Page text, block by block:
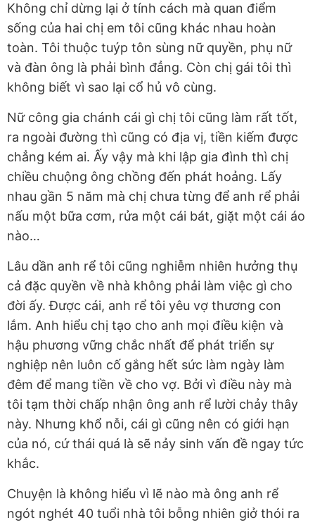
Không chỉ dừng lại ở tính cách mà quan điểm
sống của hai chị em tôi cũng khác nhau hoàn
toàn. Tôi thuộc tuýp tôn sùng nữ quyền, phụ nữ
và đàn ông là phải bình đẳng. Còn chị gái tôi thì
không biết vì sao lại cổ hủ vô cùng.
Nữ công gia chánh cái gì chị tôi cũng làm rất tốt,
ra ngoài đường thì cũng có địa vị, tiền kiếm được
chẳng kém ai. Ấy vậy mà khi lập gia đình thì chị
chiều chuộng ông chồng đến phát hoảng. Lấy
nhau gần 5 năm mà chị chưa từng để anh rể phải
nấu một bữa cơm, rửa một cái bát, giặt một cái áo
nào…
Lâu dần anh rể tôi cũng nghiễm nhiên hưởng thụ
cả đặc quyền về nhà không phải làm việc gì cho
đời ấy. Được cái, anh rể tôi yêu vợ thương con
lắm. Anh hiểu chị tạo cho anh mọi điều kiện và
hậu phương vững chắc nhất để phát triển sự
nghiệp nên luôn cố gắng hết sức làm ngày làm
đêm để mang tiền về cho vợ. Bởi vì điều này mà
tôi tạm thời chấp nhận ông anh rể lười chảy thây
này. Nhưng khổ nỗi, cái gì cũng nên có giới hạn
của nó, cứ thái quá là sẽ nảy sinh vấn đề ngay tức
khắc.
Chuyện là không hiểu vì lẽ nào mà ông anh rể
ngót nghét 40 tuổi nhà tôi bỗng nhiên giở thói ra